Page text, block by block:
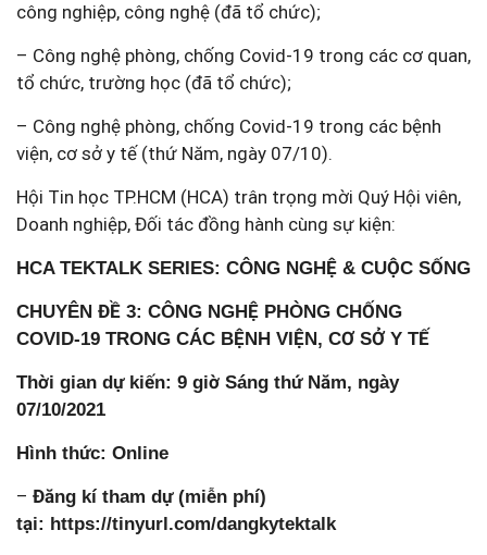
công nghiệp, công nghệ (đã tổ chức);
– Công nghệ phòng, chống Covid-19 trong các cơ quan,
tổ chức, trường học (đã tổ chức);
– Công nghệ phòng, chống Covid-19 trong các bệnh
viện, cơ sở y tế (thứ Năm, ngày 07/10).
Hội Tin học TP.HCM (HCA) trân trọng mời Quý Hội viên,
Doanh nghiệp, Đối tác đồng hành cùng sự kiện:
HCA TEKTALK SERIES: CÔNG NGHỆ & CUỘC SỐNG
CHUYÊN ĐỀ 3: CÔNG NGHỆ PHÒNG CHỐNG
COVID-19 TRONG CÁC BỆNH VIỆN, CƠ SỞ Y TẾ
Thời gian dự kiến: 9 giờ Sáng thứ Năm, ngày
07/10/2021
Hình thức: Online
– Đăng kí tham dự (miễn phí)
tại: https://tinyurl.com/dangkytektalk